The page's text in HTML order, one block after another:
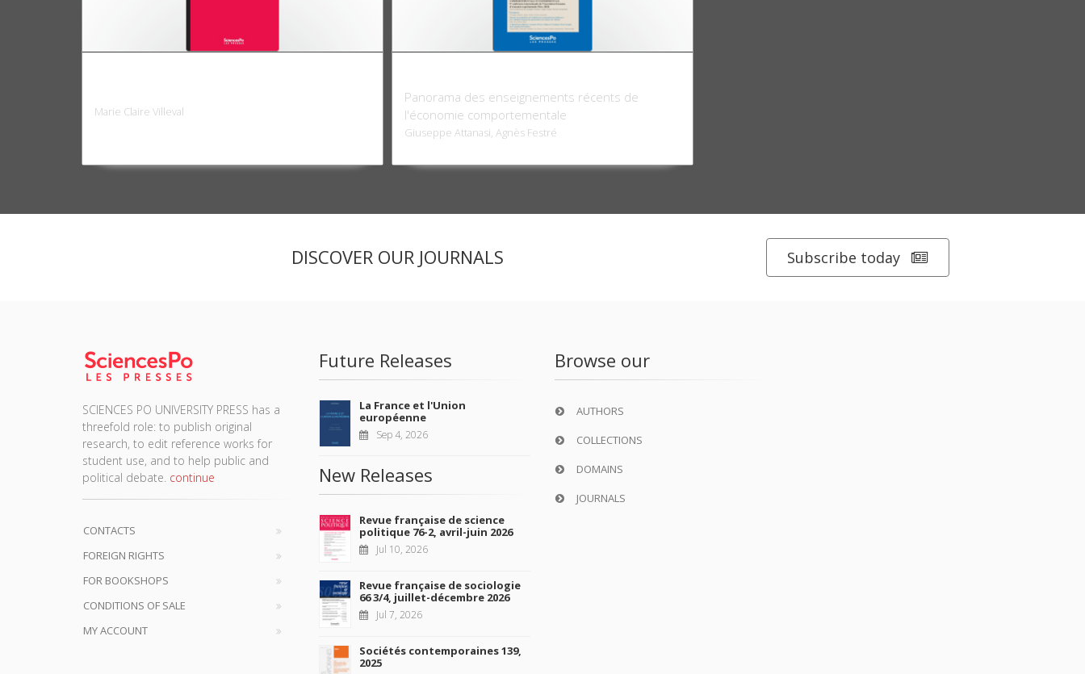
Marie Claire Villeval
Panorama des enseignements récents de
l'économie comportementale
Giuseppe Attanasi, Agnès Festré
DISCOVER OUR JOURNALS Subscribe today
SCIENCES PO UNIVERSITY PRESS has a
threefold role: to publish original
research, to edit reference works for
student use, and to help public and
political debate. continue
CONTACTS
FOREIGN RIGHTS
FOR BOOKSHOPS
CONDITIONS OF SALE
MY ACCOUNT
Future Releases
La France et l'Union
européenne
Sep 4, 2026
New Releases
Revue française de science
politique 76-2, avril-juin 2026
Jul 10, 2026
Revue française de sociologie
66 3/4, juillet-décembre 2026
Jul 7, 2026
Sociétés contemporaines 139,
2025
Browse our
AUTHORS
COLLECTIONS
DOMAINS
JOURNALS